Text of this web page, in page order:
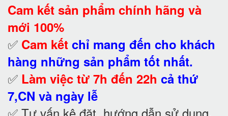
Cam kết sản phẩm chính hãng và
mới 100%
✅ Cam kết chỉ mang đến cho khách
hàng những sản phẩm tốt nhất.
✅ Làm việc từ 7h đến 22h cả thứ
7,CN và ngày lễ